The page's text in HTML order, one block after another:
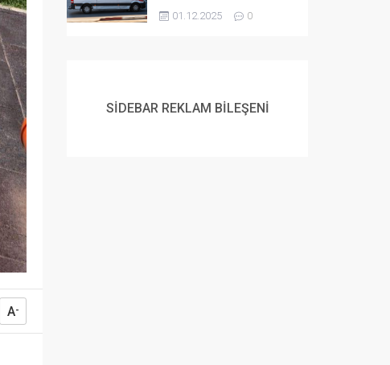
A-
Yaşamına Son Verdi
01.12.2025 0
SİDEBAR REKLAM BİLEŞENİ